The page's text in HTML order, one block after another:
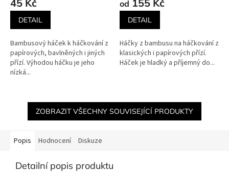
45 Kč
DETAIL
Bambusový háček k háčkování z
papírových, bavlněných i jiných
přízí. Výhodou háčku je jeho
nízká...
od 155 Kč
DETAIL
Háčky z bambusu na háčkování z
klasických i papírových přízí.
Háček je hladký a příjemný do...
ZOBRAZIT VŠECHNY SOUVISEJÍCÍ PRODUKTY
Popis Hodnocení Diskuze
Detailní popis produktu